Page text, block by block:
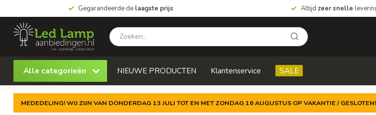
Gegarandeerde de laagste prijs Altijd zeer snelle
Alle categorieën NIEUWE PRODUCTEN Klantenservice SALE
MEDEDELING! WIJ ZIJN VAN DONDERDAG 13 JULI TOT EN MET ZONDAG 16 AUGUSTUS OP VAKANTIE /